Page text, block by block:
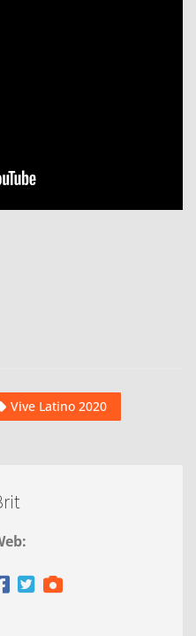
Vive Latino 2020